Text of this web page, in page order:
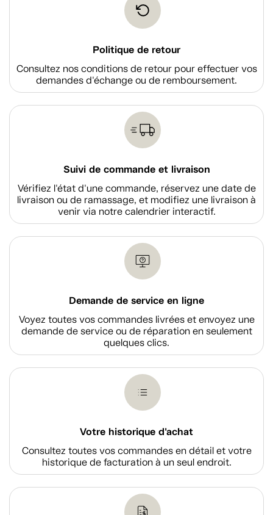
Politique de retour
Consultez nos conditions de retour pour effectuer vos
demandes d'échange ou de remboursement.
Suivi de commande et livraison
Vérifiez l'état d'une commande, réservez une date de
livraison ou de ramassage, et modifiez une livraison à
venir via notre calendrier interactif.
Demande de service en ligne
Voyez toutes vos commandes livrées et envoyez une
demande de service ou de réparation en seulement
quelques clics.
Votre historique d'achat
Consultez toutes vos commandes en détail et votre
historique de facturation à un seul endroit.